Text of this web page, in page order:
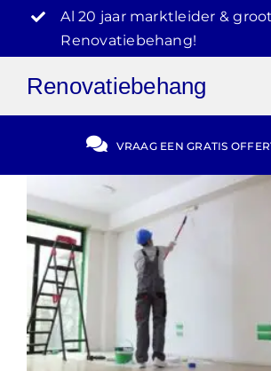
inhoud
Al 20 jaar marktleider &
Renovatiebehang!
Renovatiebehang
Gratis Offerte
Blog
Video Reviews
030-2072303
VRAAG EEN GRATIS